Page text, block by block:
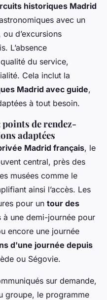
historiques Madrid
avec un
ou d’excursions
L’absence
du service,
Cela inclut la
Madrid avec guide,
à tout besoin.
de rendez-
adaptées
Madrid français, le
central, près des
musées comme le
ainsi l’accès. Les
pour un tour des
à une demi-journée pour
encore une journée
d'une journée depuis
ou Ségovie.
sur demande,
groupe, le programme